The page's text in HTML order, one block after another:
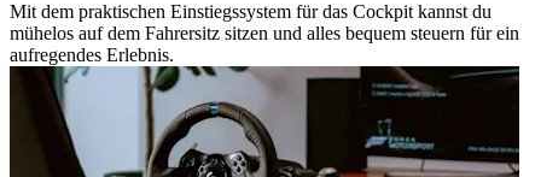
Mit dem praktischen Einstiegssystem für das Cockpit kannst du
mühelos auf dem Fahrersitz sitzen und alles bequem steuern für ein
aufregendes Erlebnis.